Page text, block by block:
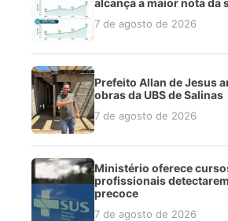
7 de agosto de 2026
Prefeito Allan de Jesus
obras da UBS de Salinas
7 de agosto de 2026
Ministério oferece
profissionais
precoce
7 de agosto de 2026